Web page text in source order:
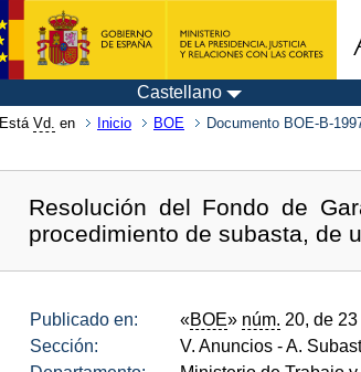
Castellano
Está Vd. en Inicio BOE Documento BOE-B-
Resolución del Fondo de
procedimiento de subasta, de
Publicado en: «BOE» núm. 20, de
Sección:
V. Anuncios - A.